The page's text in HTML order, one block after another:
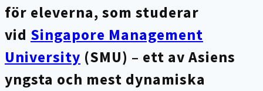
för eleverna, som studerar
vid Singapore Management
University (SMU) – ett av Asiens
yngsta och mest dynamiska